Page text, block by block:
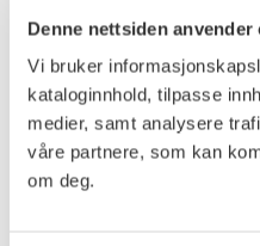
Denne nettsiden anvender
Vi bruker
kataloginnhold, tilpasse
medier, samt analysere
våre partnere, som kan
om deg.